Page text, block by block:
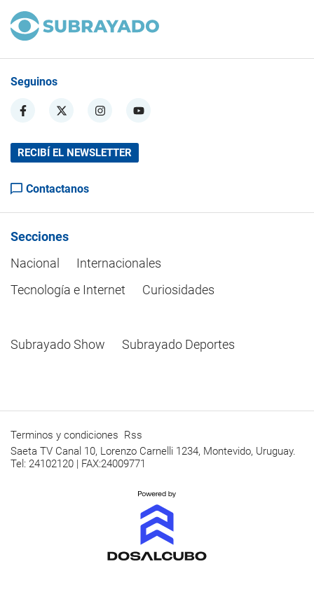
Seguinos
RECIBÍ EL NEWSLETTER
Contactanos
Secciones
Nacional
Internacionales
Tecnología e Internet
Curiosidades
Subrayado Show Subrayado Deportes
Terminos y condiciones Rss
Saeta TV Canal 10, Lorenzo Carnelli 1234, Montevido, Uruguay.
Tel: 24102120 | FAX:24009771